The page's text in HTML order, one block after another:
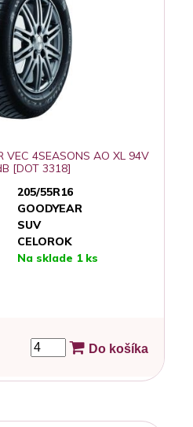
VEC 4SEASONS AO XL 94V
[DOT 3318]
205/55R16
GOODYEAR
SUV
CELOROK
Na sklade 1 ks
Do košíka